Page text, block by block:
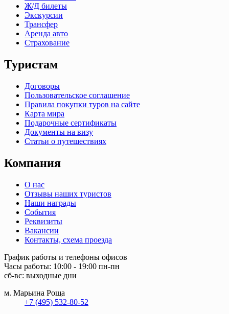
Ж/Д билеты
Экскурсии
Трансфер
Аренда авто
Страхование
Туристам
Договоры
Пользовательское соглашение
Правила покупки туров на сайте
Карта мира
Подарочные сертификаты
Документы на визу
Статьи о путешествиях
Компания
О нас
Отзывы наших туристов
Наши награды
События
Реквизиты
Вакансии
Контакты, схема проезда
График работы и телефоны офисов
Часы работы: 10:00 - 19:00 пн-пн
сб-вс: выходные дни
м. Марьина Роща
+7 (495) 532-80-52